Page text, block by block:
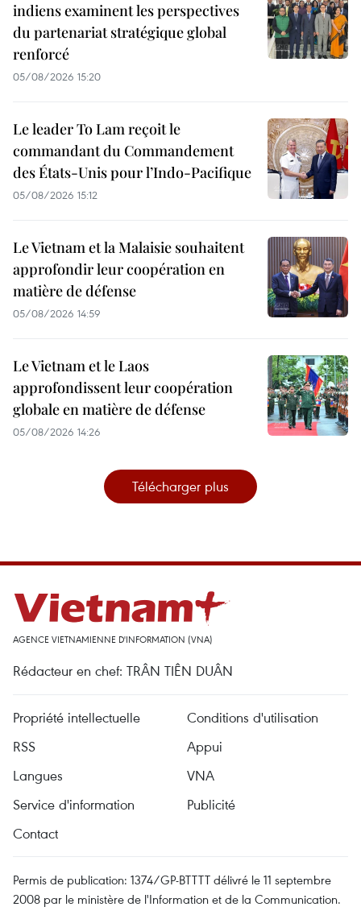
indiens examinent les perspectives
du partenariat stratégique global
renforcé
05/08/2026 15:20
Le leader To Lam reçoit le
commandant du Commandement
des États-Unis pour l’Indo-Pacifique
05/08/2026 15:12
Le Vietnam et la Malaisie souhaitent
approfondir leur coopération en
matière de défense
05/08/2026 14:59
Le Vietnam et le Laos
approfondissent leur coopération
globale en matière de défense
05/08/2026 14:26
Télécharger plus
AGENCE VIETNAMIENNE D'INFORMATION (VNA)
Rédacteur en chef: TRÂN TIÊN DUÂN
Propriété intellectuelle
Conditions d'utilisation
RSS
Appui
Langues
VNA
Service d'information
Publicité
Contact
Permis de publication: 1374/GP-BTTTT délivré le 11 septembre
2008 par le ministère de l'Information et de la Communication.